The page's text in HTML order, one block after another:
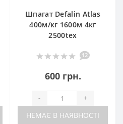
Шпагат Defalin Atlas
400м/кг 1600м 4кг
2500tex
12
600 грн.
- +
НЕМАЄ В НАЯВНОСТІ